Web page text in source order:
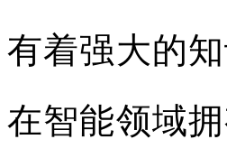
有着强大的
在智能领域